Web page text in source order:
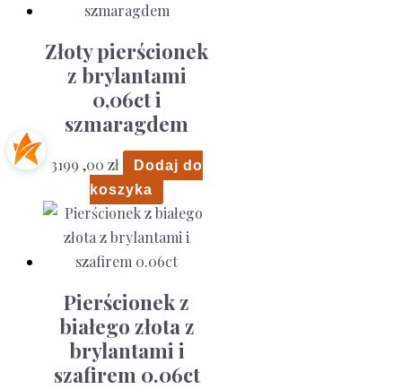
Złoty pierścionek
z brylantami
0,06ct i
szmaragdem
3199 ,00 zł
Dodaj do
koszyka
Pierścionek z
białego złota z
brylantami i
szafirem 0.06ct